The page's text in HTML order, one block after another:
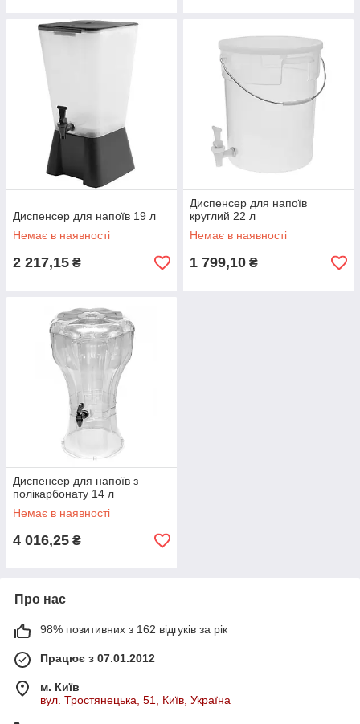
Диспенсер для напоїв 19 л
Немає в наявності
2 217,15 ₴
Диспенсер для напоїв
круглий 22 л
Немає в наявності
1 799,10 ₴
Диспенсер для напоїв з
полікарбонату 14 л
Немає в наявності
4 016,25 ₴
Про нас
98% позитивних з 162 відгуків за рік
Працює з 07.01.2012
м. Київ
вул. Тростянецька, 51, Київ, Україна